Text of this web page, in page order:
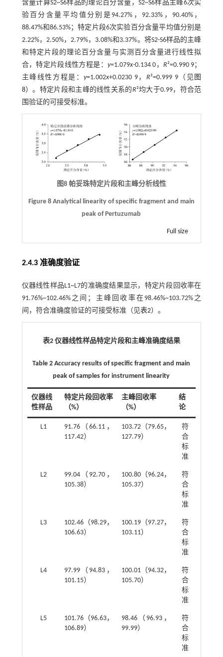
含量计算S2~S6样品的理论百分含量，S2~S6样品主峰6次实
验百分含量平均值分别是94.27%，92.33%，90.40%，
88.47%和86.53%；特定片段6次实验百分含量平均值分别是
2.22%，2.50%，2.79%，3.08%和3.37%。将S2-S6样品的主峰
和特定片段的理论百分含量与实测百分含量进行线性拟
合，特定片段线性方程是： y=1.079x-0.134 0，R²=0.990 9；
主峰线性方程是：y=1.002x+0.0230 9，R²=0.999 9（见 图
8）。特定片段和主峰的线性关系的R²均大于0.99，符合范
围验证的可接受标准。
图8 帕妥珠特定片段和主峰分析线性
Figure 8 Analytical linearity of specific fragment and main
peak of Pertuzumab
Full size
2.4.3 准确度验证
仪器线性样品L1~L7的准确度结果显示，特定片段回收率在
91.76%~102.46%之间；主峰回收率在98.46%~103.72%之
间，符合准确度验证的可接受标准（见表2）。
表2 仪器线性样品特定片段和主峰准确度结果
Table 2 Accuracy results of specific fragment and main
peak of samples for instrument linearity
仪器线
性样品
特定片段回收率
（%）
主峰回收率
（%）
结
论
L1
91.76（66.11，
117.42）
103.72（79.65，
127.79）
符
合
标
准
L2
99.04（92.70，
105.38）
100.80（96.24，
105.37）
符
合
标
准
L3
102.46（98.29，
106.63）
100.19（97.27，
103.11）
符
合
标
准
L4
97.99（94.83，
101.15）
100.01（94.32，
105.70）
符
合
标
准
L5
101.76（96.63，
106.89）
98.46（96.93，
99.99）
符
合
标
准